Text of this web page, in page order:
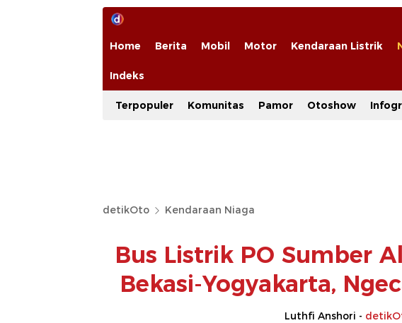
Home Berita Mobil Motor Kendaraan Listrik
Indeks
Terpopuler Komunitas Pamor Otoshow
detikOto Kendaraan Niaga
Bus Listrik PO Sumber
Bekasi-Yogyakarta,
Luthfi Anshori -